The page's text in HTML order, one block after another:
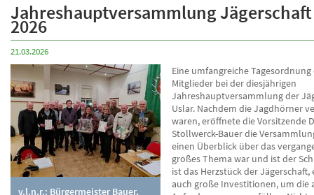
Jahreshauptversammlung
2026
21.03.2026
v.l.n.r.: Bürgermeister Bauer,
Eine umfangreiche
Mitglieder bei der diesjährigen
Jahreshauptversammlung der
Uslar. Nachdem die Jagdhörner
waren, eröffnete die Vorsitzende
Stollwerck-Bauer die
einen Überblick über das
großes Thema war und ist der
ist das Herzstück der
auch große Investitionen, um die